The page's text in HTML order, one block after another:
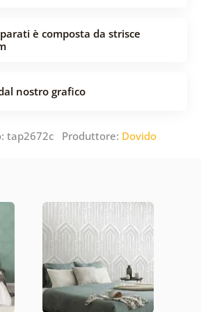
è composta da strisce
nostro grafico
tap2672c Produttore: Dovido